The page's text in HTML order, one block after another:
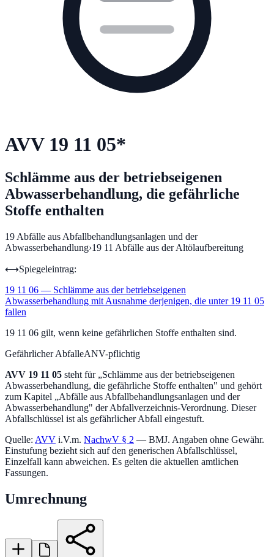
AVV 19 11 05*
Schlämme aus der betriebseigenen
Abwasserbehandlung, die gefährliche
Stoffe enthalten
19 Abfälle aus Abfallbehandlungsanlagen und der
Abwasserbehandlung›19 11 Abfälle aus der Altölaufbereitung
⟷Spiegeleintrag:
19 11 06 — Schlämme aus der betriebseigenen
Abwasserbehandlung mit Ausnahme derjenigen, die unter 19 11 05
fallen
19 11 06 gilt, wenn keine gefährlichen Stoffe enthalten sind.
Gefährlicher AbfalleANV-pflichtig
AVV 19 11 05 steht für „Schlämme aus der betriebseigenen
Abwasserbehandlung, die gefährliche Stoffe enthalten" und gehört
zum Kapitel „Abfälle aus Abfallbehandlungsanlagen und der
Abwasserbehandlung" der Abfallverzeichnis-Verordnung. Dieser
Abfallschlüssel ist als gefährlicher Abfall eingestuft.
Quelle: AVV i.V.m. NachwV § 2 — BMJ. Angaben ohne Gewähr.
Einstufung bezieht sich auf den generischen Abfallschlüssel,
Einzelfall kann abweichen. Es gelten die aktuellen amtlichen
Fassungen.
Umrechnung